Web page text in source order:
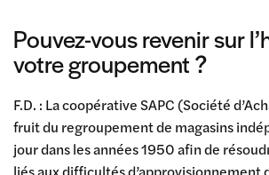
Pouvez-vous revenir sur
votre groupement ?
F.D. : La coopérative SAPC (Société
fruit du regroupement de magasins
jour dans les années 1950 afin de